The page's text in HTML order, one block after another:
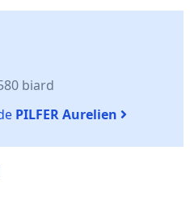
biard
PILFER Aurelien